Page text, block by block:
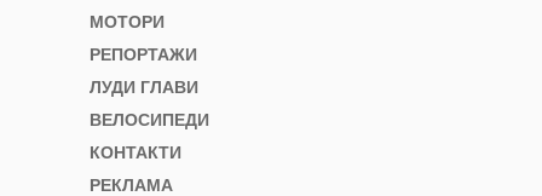
МОТОРИ
РЕПОРТАЖИ
ЛУДИ ГЛАВИ
ВЕЛОСИПЕДИ
КОНТАКТИ
РЕКЛАМА